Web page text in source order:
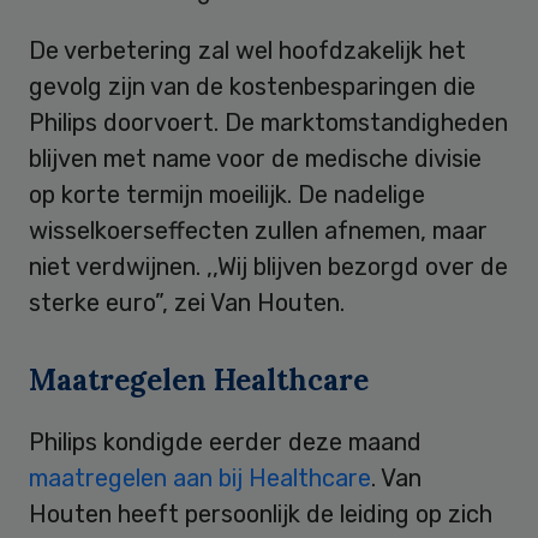
De verbetering zal wel hoofdzakelijk het
gevolg zijn van de kostenbesparingen die
Philips doorvoert. De marktomstandigheden
blijven met name voor de medische divisie
op korte termijn moeilijk. De nadelige
wisselkoerseffecten zullen afnemen, maar
niet verdwijnen. ,,Wij blijven bezorgd over de
sterke euro”, zei Van Houten.
Maatregelen Healthcare
Philips kondigde eerder deze maand
maatregelen aan bij Healthcare. Van
Houten heeft persoonlijk de leiding op zich